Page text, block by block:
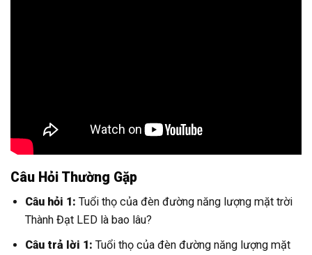
Câu Hỏi Thường Gặp
Câu hỏi 1: Tuổi thọ của đèn đường năng lượng mặt trời
Thành Đạt LED là bao lâu?
Câu trả lời 1: Tuổi thọ của đèn đường năng lượng mặt